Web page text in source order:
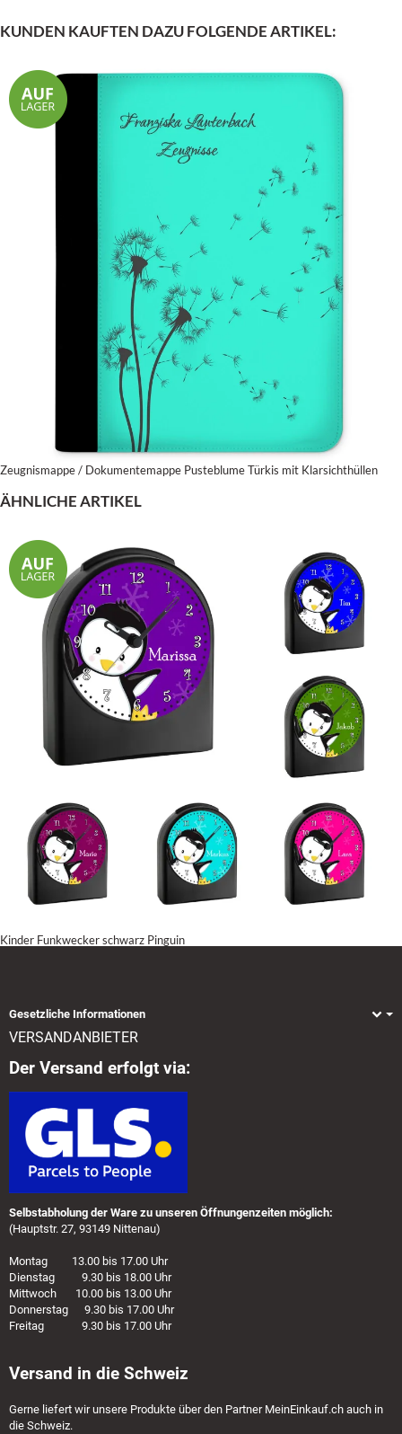
KUNDEN KAUFTEN DAZU FOLGENDE ARTIKEL:
Zeugnismappe / Dokumentemappe Pusteblume Türkis mit Klarsichthüllen
ÄHNLICHE ARTIKEL
Kinder Funkwecker schwarz Pinguin
Gesetzliche Informationen
VERSANDANBIETER
Der Versand erfolgt via:
Selbstabholung der Ware zu unseren Öffnungenzeiten möglich:
(Hauptstr. 27, 93149 Nittenau)
Montag 13.00 bis 17.00 Uhr
Dienstag 9.30 bis 18.00 Uhr
Mittwoch 10.00 bis 13.00 Uhr
Donnerstag 9.30 bis 17.00 Uhr
Freitag 9.30 bis 17.00 Uhr
Versand in die Schweiz
Gerne liefert wir unsere Produkte über den Partner MeinEinkauf.ch auch in
die Schweiz.